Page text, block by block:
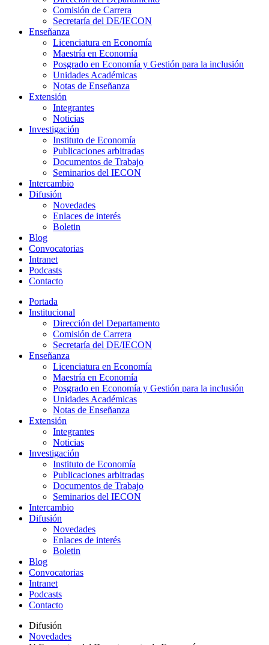
Comisión de Carrera
Secretaría del DE/IECON
Enseñanza
Licenciatura en Economía
Maestría en Economía
Posgrado en Economía y Gestión para la inclusión
Unidades Académicas
Notas de Enseñanza
Extensión
Integrantes
Noticias
Investigación
Instituto de Economía
Publicaciones arbitradas
Documentos de Trabajo
Seminarios del IECON
Intercambio
Difusión
Novedades
Enlaces de interés
Boletin
Blog
Convocatorias
Intranet
Podcasts
Contacto
Portada
Institucional
Dirección del Departamento
Comisión de Carrera
Secretaría del DE/IECON
Enseñanza
Licenciatura en Economía
Maestría en Economía
Posgrado en Economía y Gestión para la inclusión
Unidades Académicas
Notas de Enseñanza
Extensión
Integrantes
Noticias
Investigación
Instituto de Economía
Publicaciones arbitradas
Documentos de Trabajo
Seminarios del IECON
Intercambio
Difusión
Novedades
Enlaces de interés
Boletin
Blog
Convocatorias
Intranet
Podcasts
Contacto
Difusión
Novedades